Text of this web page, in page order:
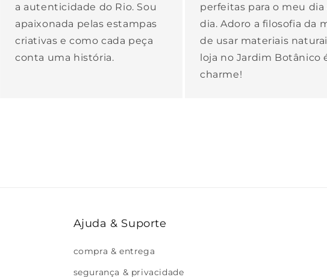
a autenticidade do Rio. Sou
apaixonada pelas estampas
criativas e como cada peça
conta uma história.
perfeitas para o meu dia
dia. Adoro a filosofia da
de usar materiais
loja no Jardim Botânico
charme!
Ajuda & Suporte
compra & entrega
segurança & privacidade